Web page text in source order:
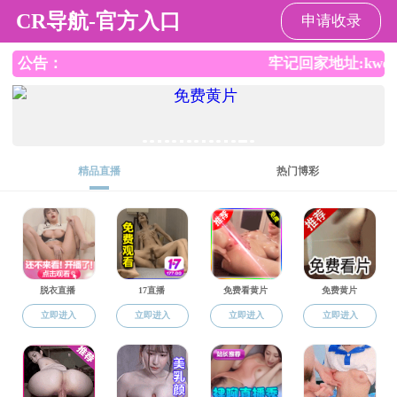
果冻传媒
果冻传媒概况 新闻动态
教育教学
研究生教育
本科生教育
研究生教育